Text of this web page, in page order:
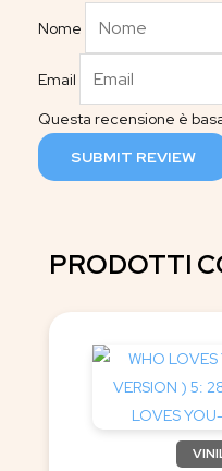
Nome
Email
Questa recensione è
SUBMIT REVIEW
PRODOTTI